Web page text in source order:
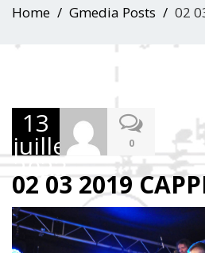
Home Gmedia Posts 02
13
juillet
2023
0
02 03 2019